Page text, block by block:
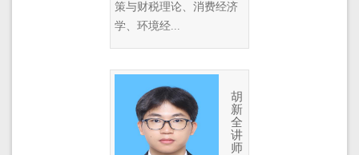
策与财税理论、消费经济
学、环境经...
胡
新
全
讲
师